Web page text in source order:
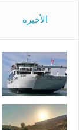
الأخيرة